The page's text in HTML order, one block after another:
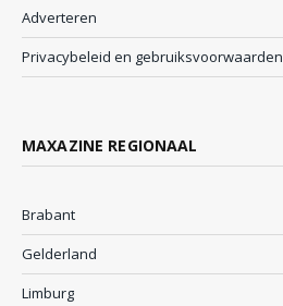
Adverteren
Privacybeleid en gebruiksvoorwaarden
MAXAZINE REGIONAAL
Brabant
Gelderland
Limburg